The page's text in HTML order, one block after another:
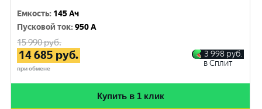
Емкость: 145 Ач
Пусковой ток:950 A
15 990руб.
14 685 руб.
при обмене
3 998 руб.
в Сплит
Купить в 1 клик